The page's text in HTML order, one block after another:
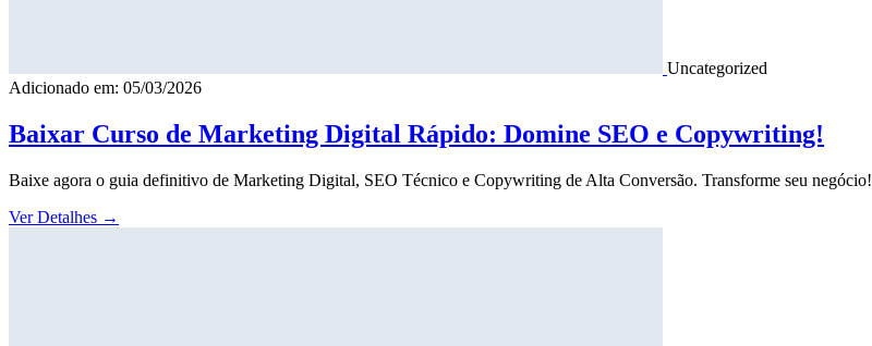
Uncategorized
Adicionado em: 05/03/2026
Baixar Curso de Marketing Digital Rápido: Domine SEO e Copywriting!
Baixe agora o guia definitivo de Marketing Digital, SEO Técnico e Copywriting de Alta Conversão. Transforme seu negócio!
Ver Detalhes →